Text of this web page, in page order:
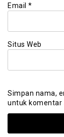
Email *
Situs Web
Simpan nama,
untuk komentar